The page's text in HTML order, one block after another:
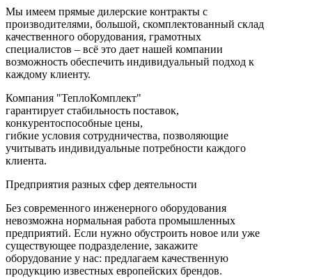
Мы имеем прямые дилерские контракты с
производителями, большой, скомплектованный склад
качественного оборудования, грамотных
специалистов – всё это дает нашей компании
возможность обеспечить индивидуальный подход к
каждому клиенту.
Компания "ТеплоКомплект"
гарантирует стабильность поставок,
конкурентоспособные цены,
гибкие условия сотрудничества, позволяющие
учитывать индивидуальные потребности каждого
клиента.
Предприятия разных сфер деятельности
Без современного инженерного оборудования
невозможна нормальная работа промышленных
предприятий. Если нужно обустроить новое или уже
существующее подразделение, закажите
оборудование у нас: предлагаем качественную
продукцию известных европейских брендов.